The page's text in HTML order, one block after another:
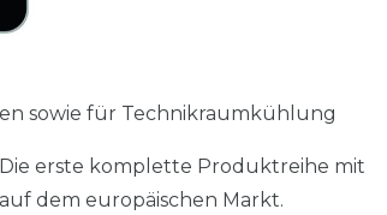
sowie für Technikraumkühlung
Die erste komplette Produktreihe mit
dem europäischen Markt.